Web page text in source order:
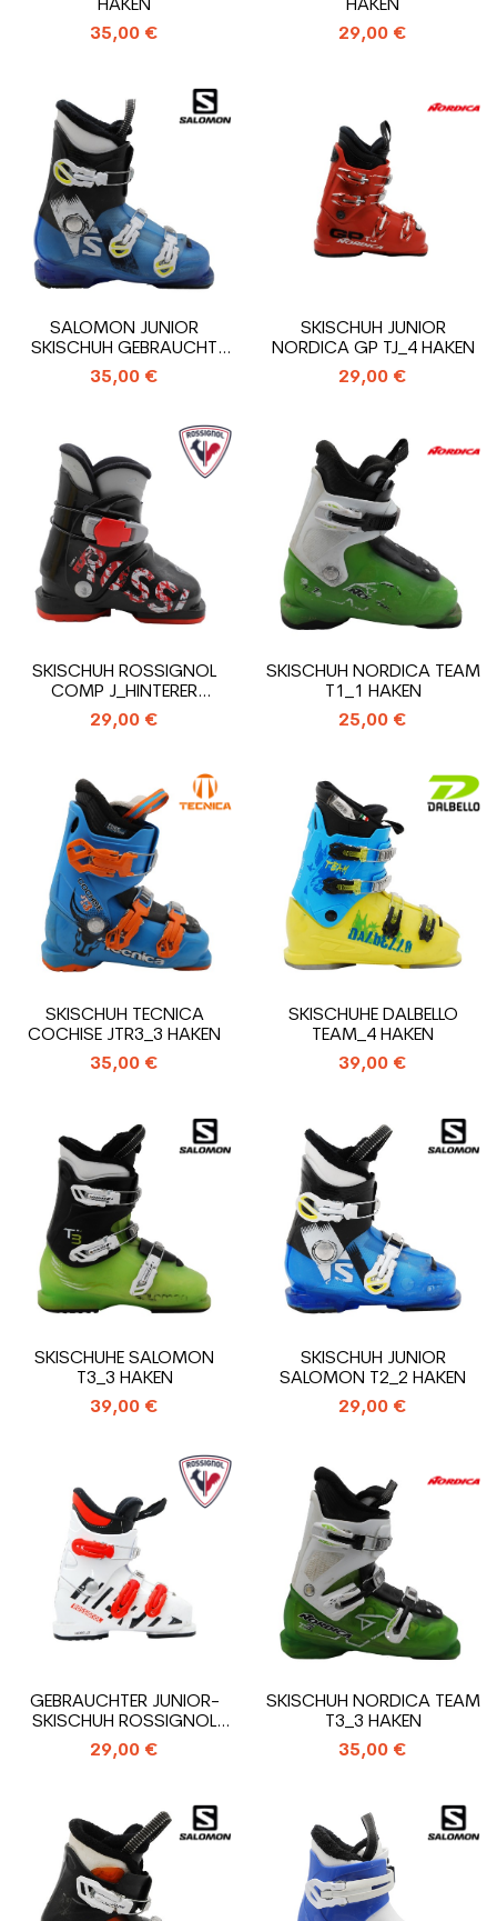
HAKEN
35,00 €
HAKEN
29,00 €
SALOMON JUNIOR
SKISCHUH GEBRAUCHT
T3_3 HAKEN
35,00 €
SKISCHUH JUNIOR
NORDICA GP TJ_4 HAKEN
29,00 €
SKISCHUH ROSSIGNOL
COMP J_HINTERER
EINSTIEGS
29,00 €
SKISCHUH NORDICA TEAM
T1_1 HAKEN
25,00 €
SKISCHUH TECNICA
COCHISE JTR3_3 HAKEN
35,00 €
SKISCHUHE DALBELLO
TEAM_4 HAKEN
39,00 €
SKISCHUHE SALOMON
T3_3 HAKEN
39,00 €
SKISCHUH JUNIOR
SALOMON T2_2 HAKEN
29,00 €
GEBRAUCHTER JUNIOR-
SKISCHUH ROSSIGNOL
HERO J3_3 HAKEN
29,00 €
SKISCHUH NORDICA TEAM
T3_3 HAKEN
35,00 €